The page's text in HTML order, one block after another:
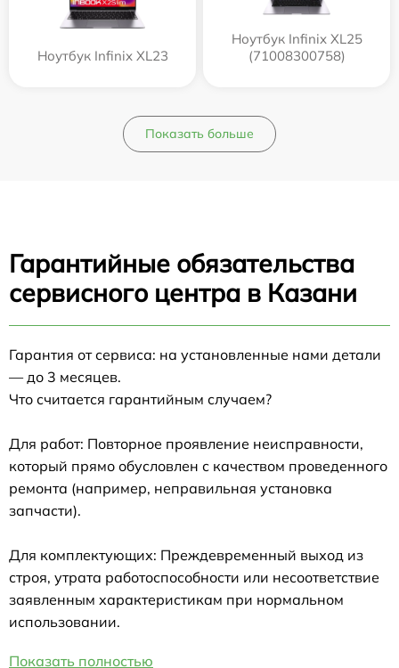
Ноутбук Infinix XL23
Ноутбук Infinix XL25
(71008300758)
Показать больше
Гарантийные обязательства
сервисного центра в Казани
Гарантия от сервиса: на установленные нами детали
— до 3 месяцев.
Что считается гарантийным случаем?
Для работ: Повторное проявление неисправности,
который прямо обусловлен с качеством проведенного
ремонта (например, неправильная установка
запчасти).
Для комплектующих: Преждевременный выход из
строя, утрата работоспособности или несоответствие
заявленным характеристикам при нормальном
использовании.
Показать полностью